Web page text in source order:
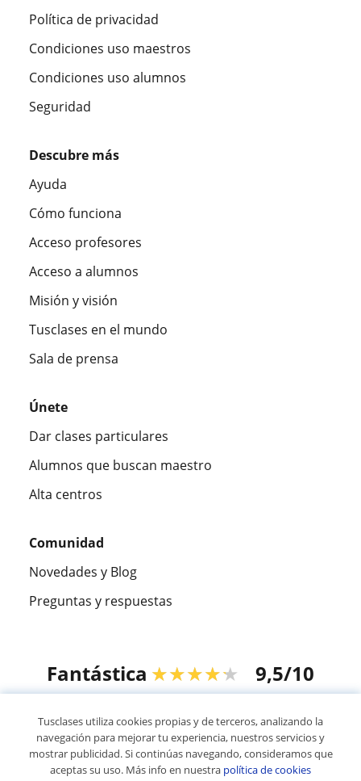
Política de privacidad
Condiciones uso maestros
Condiciones uso alumnos
Seguridad
Descubre más
Ayuda
Cómo funciona
Acceso profesores
Acceso a alumnos
Misión y visión
Tusclases en el mundo
Sala de prensa
Únete
Dar clases particulares
Alumnos que buscan maestro
Alta centros
Comunidad
Novedades y Blog
Preguntas y respuestas
Fantástica ★★★★★ 9,5/10
© 2007 - 2026 Tusclases.mx
Tusclases utiliza cookies propias y de terceros, analizando la
navegación para mejorar tu experiencia, nuestros servicios y
mostrar publicidad. Si continúas navegando, consideramos que
aceptas su uso. Más info en nuestra política de cookies